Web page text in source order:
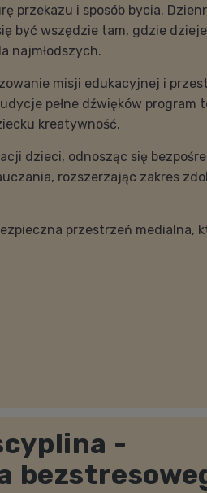
przekazu i sposób bycia.
być wszędzie tam, gdzie
najmłodszych.
misji edukacyjnej i
pełne dźwięków program
kreatywność.
dzieci, odnosząc się
rozszerzając zakres
przestrzeń medialna,
-